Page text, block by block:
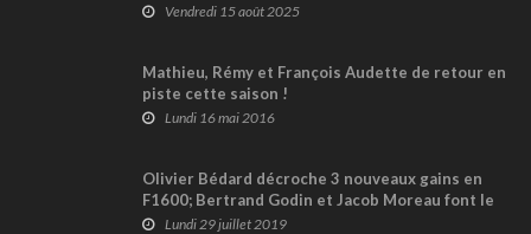
Vendredi 15 août 2025
Mathieu, Rémy et François Audette de retour en
piste cette saison !
Lundi 16 mai 2016
Olivier Bédard décroche 3 nouveaux gains en
F1600; Bertrand Godin et Jacob Moreau font le
spectacle !
Lundi 29 juillet 2019